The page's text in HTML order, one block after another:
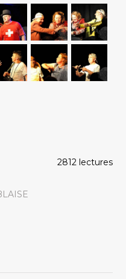
2812 lectures